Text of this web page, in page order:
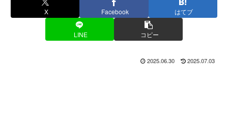
X Facebook はてブ
LINE コピー
2025.06.30 2025.07.03